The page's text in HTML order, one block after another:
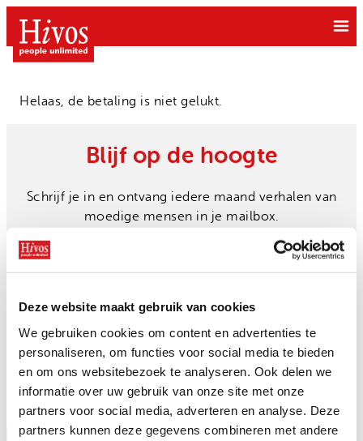
Deze website maakt gebruik van cookies
We gebruiken cookies om content en advertenties te
personaliseren, om functies voor social media te bieden
en om ons websitebezoek te analyseren. Ook delen we
informatie over uw gebruik van onze site met onze
partners voor social media, adverteren en analyse. Deze
partners kunnen deze gegevens combineren met andere
naar
de
Helaas, de betaling is niet gelukt.
Blijf op de hoogte
Schrijf je in en ontvang iedere maand verhalen van
moedige mensen in je mailbox.
Inschrijven
Volg ons op Facebook
X LinkedIn
Instagram
YouTube
Doneer
Grote gift
Belastingvrij schenken
Hivos in je testament
Moedige mensen
Noodfonds voor activisten
Onze visie
Onze organisatie
Onze successen
Jaarverslag
Veelgestelde vragen